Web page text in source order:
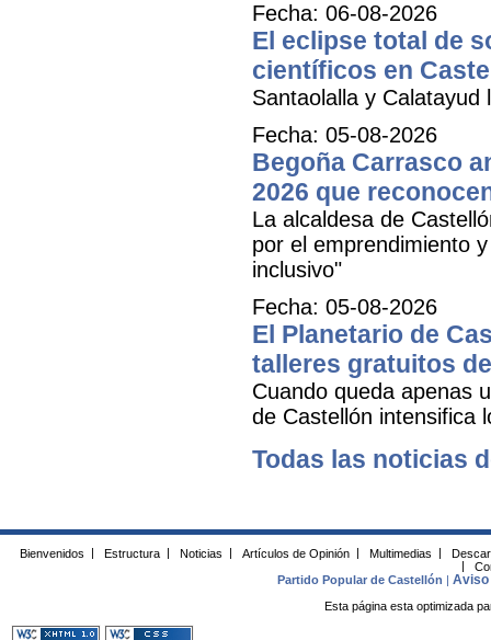
Fecha: 06-08-2026
El eclipse total de
científicos en
Santaolalla y Calatayud
Fecha: 05-08-2026
Begoña Carrasco
2026 que
La alcaldesa de
por el emprendimiento
inclusivo"
Fecha: 05-08-2026
El Planetario de
talleres gratuitos
Cuando queda apenas
de Castellón intensifica
Todas las noticias
Bienvenidos Estructura Noticias Artículos de Opinión Multimedias
Partido Popular de Castellón
|Aviso
Esta página esta optimizada